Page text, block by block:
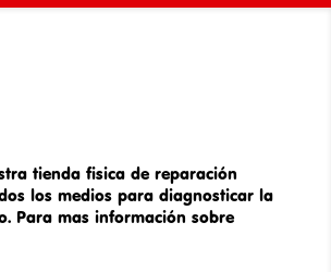
tienda fisica de reparación
los medios para diagnosticar la
Para mas información sobre